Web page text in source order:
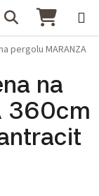
Hľadať
pergolu MARANZA
na
360cm